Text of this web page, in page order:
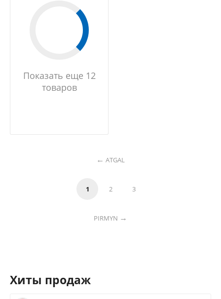
Показать еще 12
товаров
ATGAL
1 2 3
PIRMYN
Хиты продаж